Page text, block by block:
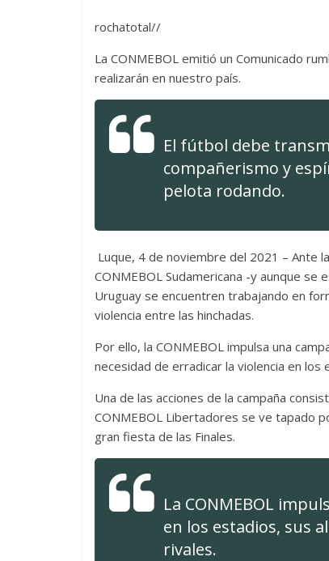
rochatotal//
La CONMEBOL emitió un Comunicado
realizarán en nuestro país.
​El fútbol debe
compañerismo y
pelota rodando.
Luque, 4 de noviembre del 2021 – Ante
CONMEBOL Sudamericana -y aunque
Uruguay se encuentren trabajando en
violencia entre las hinchadas.
Por ello, la CONMEBOL impulsa una
necesidad de erradicar la violencia en
Una de las acciones de la campaña
CONMEBOL Libertadores se ve tapado
gran fiesta de las Finales.
La CONMEBOL
en los estadios, sus
rivales.